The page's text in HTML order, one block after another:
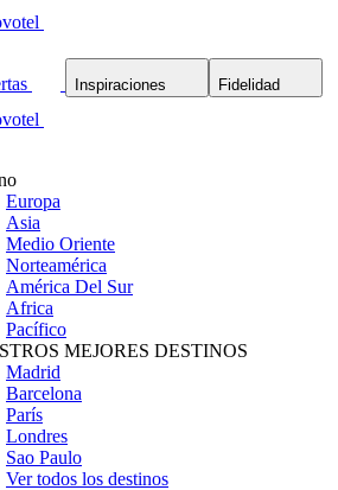
Inspiraciones Fidelidad
Europa
Asia
Medio Oriente
Norteamérica
América Del Sur
Africa
Pacífico
MEJORES DESTINOS
Madrid
Barcelona
París
Londres
Sao Paulo
Ver todos los destinos